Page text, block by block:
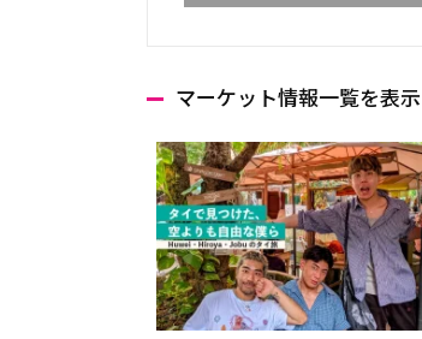
チェンマイ
ターク
ナコーンサワン
プレー
ウッタラディット
マーケット情報一覧を表示